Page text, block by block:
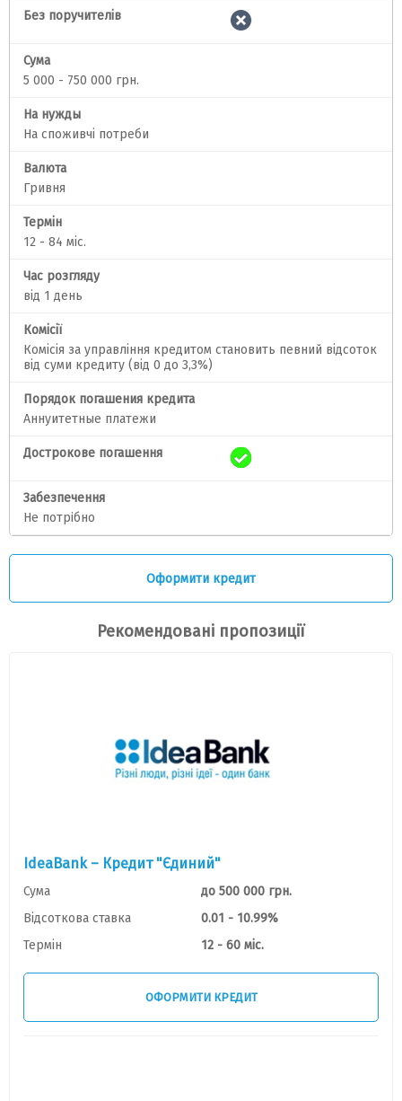
Без поручителів
Сума
5 000 - 750 000 грн.
На нужды
На споживчі потреби
Валюта
Гривня
Термін
12 - 84 міс.
Час розгляду
від 1 день
Комісії
Комісія за управління кредитом становить певний відсоток
від суми кредиту (від 0 до 3,3%)
Порядок погашения кредита
Аннуитетные платежи
Дострокове погашення
Забезпечення
Не потрiбно
Оформити кредит
Рекомендовані пропозиції
IdeaBank – Кредит "Єдиний"
Сума
до 500 000 грн.
Відсоткова ставка
0.01 - 10.99%
Термін
12 - 60 міс.
ОФОРМИТИ КРЕДИТ